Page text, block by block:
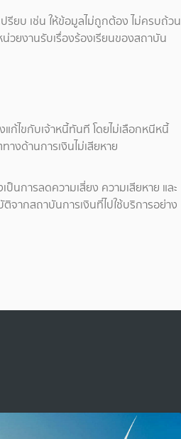
รียบ เช่น ให้ข้อมูลไม่ถูกต้อง ไม่ครบถ้วน
ยงานรับเรื่องร้องเรียนของสถาบัน
ก้ไขกับเจ้าหนี้ทันที โดยไม่เลือกหนีหนี้
างด้านการเงินไม่เสียหาย
นการลดความเสี่ยง ความเสียหาย และ
จากสถาบันการเงินที่ไปใช้บริการอย่าง